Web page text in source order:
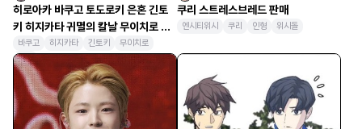
히로아카 바쿠고 토도로키 은혼 긴토
키 히지카타 귀멸의 칼날 무이치로 룩
업
바쿠고 히지카타 긴토키
무이치로
룩업
쿠리 스트레스브레드 판매
엔시티위시 쿠리 인형 위시돌